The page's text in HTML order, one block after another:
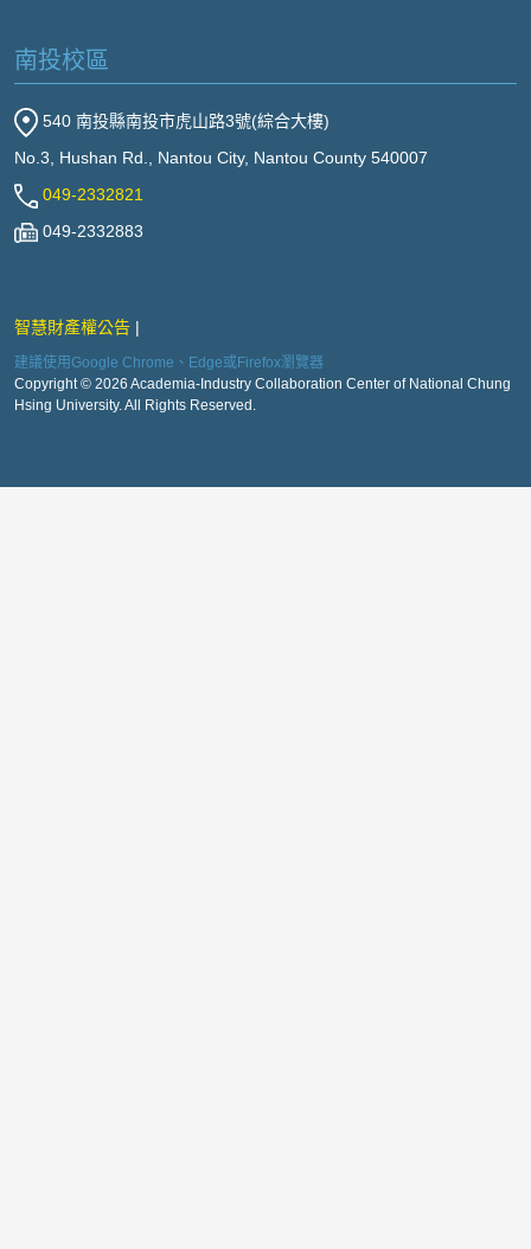
南投校區
540 南投縣南投市虎山路3號(綜合大樓)
No.3, Hushan Rd., Nantou City, Nantou County 540007
049-2332821
049-2332883
智慧財產權公告
建議使用Google Chrome、Edge或Firefox瀏覽器
Copyright © 2026 Academia-Industry Collaboration Center of National Chung
Hsing University. All Rights Reserved.